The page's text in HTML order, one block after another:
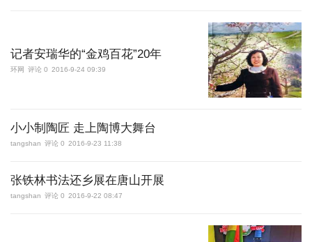
记者安瑞华的“金鸡百花”20年
环网 评论 0 2016-9-24 09:39
小小制陶匠 走上陶博大舞台
tangshan 评论 0 2016-9-23 11:38
张铁林书法还乡展在唐山开展
tangshan 评论 0 2016-9-22 08:47